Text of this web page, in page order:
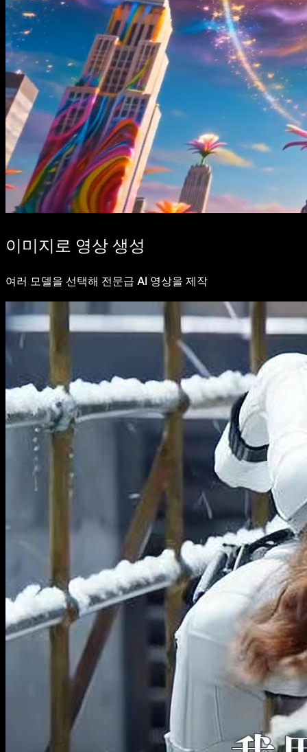
이미지로 영상 생성
여러 모델을 선택해 전문급 AI 영상을 제작